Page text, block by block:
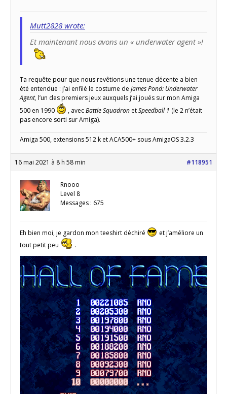
Mutt2828 wrote:
Et maintenant nous avons un « underwater agent »!
Ta requête pour que nous revêtions une tenue décente a bien
été entendue : j’ai enfilé le costume de James Pond: Underwater
Agent, l’un des premiers jeux auxquels j’ai joués sur mon Amiga
500 en 1990
, avecBattle Squadron etSpeedball 1 (le 2 n’était
pas encore sorti sur Amiga).
Amiga 500, extensions 512 k et ACA500+ sous AmigaOS 3.2.3
16 mai 2021 à 8 h 58 min #118951
Rnooo
Level 8
Messages : 675
Eh bien moi, je gardon mon teeshirt déchiré
et j’améliore un
tout petit peu
.